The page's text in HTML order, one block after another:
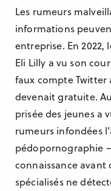
Les rumeurs
informations
entreprise. En
Eli Lilly a vu son
faux compte Twitter
devenait gratuite.
prisée des jeunes a
rumeurs infondées
pédopornographie
connaissance avant
spécialisés ne